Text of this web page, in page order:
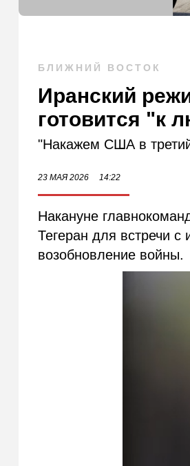
БЛИЖНИЙ ВОСТОК
Иранский
готовится "к
"Накажем США в
23 МАЯ 2026 14:22
Накануне
Тегеран для встречи с
возобновление войны.